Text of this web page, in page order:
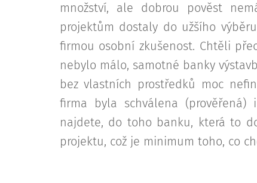
množství, ale dobrou pověst
projektům dostaly do užšího
firmou osobní zkušenost. Chtěli
nebylo málo, samotné banky
bez vlastních prostředků moc
firma byla schválena
najdete, do toho banku, která to
projektu, což je minimum toho, co